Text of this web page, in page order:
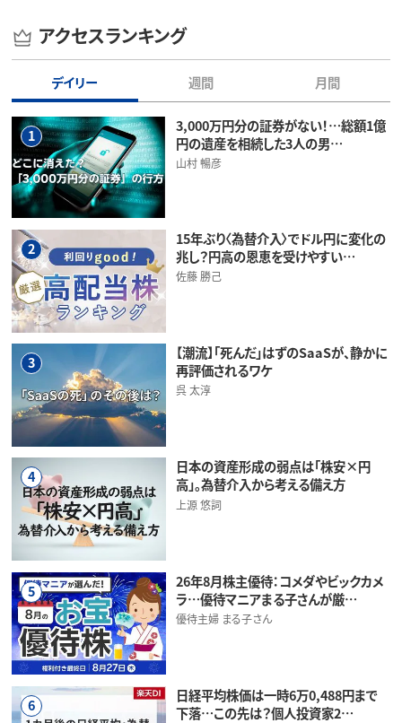
アクセスランキング
デイリー 週間 月間
1
3,000万円分の証券がない！…総額1億
円の遺産を相続した3人の男…
山村 暢彦
2
15年ぶり〈為替介入〉でドル円に変化の
兆し？円高の恩恵を受けやすい…
佐藤 勝己
3
【潮流】「死んだ」はずのSaaSが、静かに
再評価されるワケ
呉 太淳
4
日本の資産形成の弱点は「株安×円
高」。為替介入から考える備え方
上源 悠詞
5
26年8月株主優待：コメダやビックカメ
ラ…優待マニアまる子さんが厳…
優待主婦 まる子さん
6
日経平均株価は一時6万0,488円まで
下落…この先は？個人投資家2…